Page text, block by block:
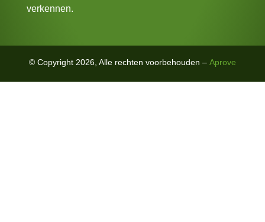
verkennen.
© Copyright 2026, Alle rechten voorbehouden – Aprove